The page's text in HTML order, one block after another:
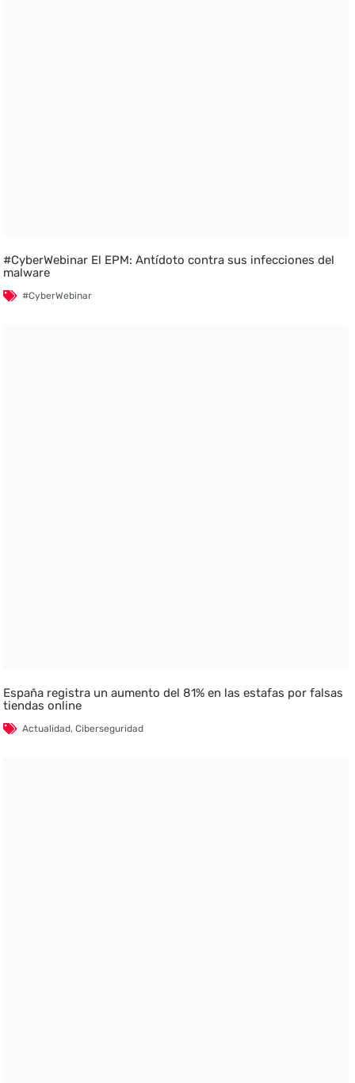
#CyberWebinar El EPM: Antídoto contra sus infecciones del
malware
#CyberWebinar
España registra un aumento del 81% en las estafas por falsas
tiendas online
Actualidad,Ciberseguridad